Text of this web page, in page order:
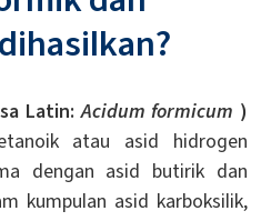
Latin:Acidum formicum )
atau asid hidrogen
dengan asid butirik dan
kumpulan asid karboksilik,